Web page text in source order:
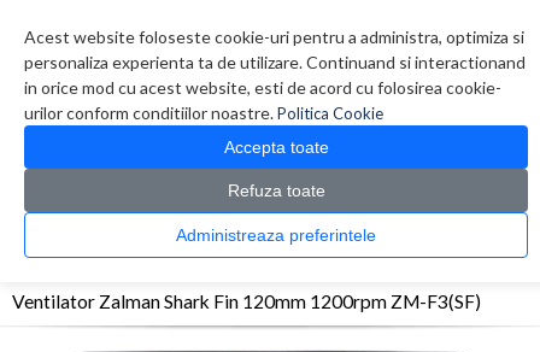
Acest website foloseste cookie-uri pentru a administra, optimiza si
personaliza experienta ta de utilizare. Continuand si interactionand
in orice mod cu acest website, esti de acord cu folosirea cookie-
urilor conform conditiilor noastre.Politica Cookie
Accepta toate
Refuza toate
Administreaza preferintele
0 produs(e)
CATALOG PRODUSE
Componente PC > Ventilatoare > Ventilator Zalman Shark Fin 120mm
Ventilator Zalman Shark Fin 120mm 1200rpm ZM-F3(SF)